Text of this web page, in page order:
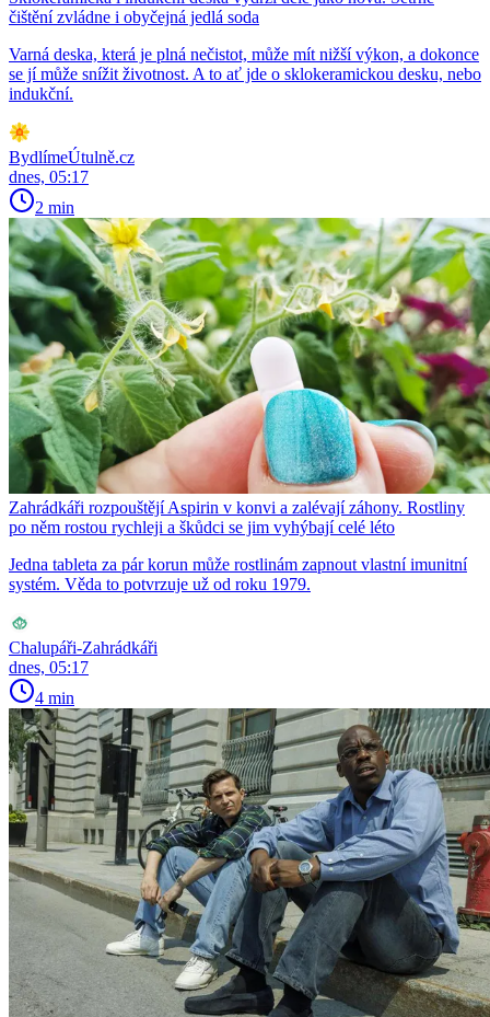
čištění zvládne i obyčejná jedlá soda
Varná deska, která je plná nečistot, může mít nižší výkon, a dokonce
se jí může snížit životnost. A to ať jde o sklokeramickou desku, nebo
indukční.
BydlímeÚtulně.cz
dnes, 05:17
2 min
Zahrádkáři rozpouštějí Aspirin v konvi a zalévají záhony. Rostliny
po něm rostou rychleji a škůdci se jim vyhýbají celé léto
Jedna tableta za pár korun může rostlinám zapnout vlastní imunitní
systém. Věda to potvrzuje už od roku 1979.
Chalupáři-Zahrádkáři
dnes, 05:17
4 min